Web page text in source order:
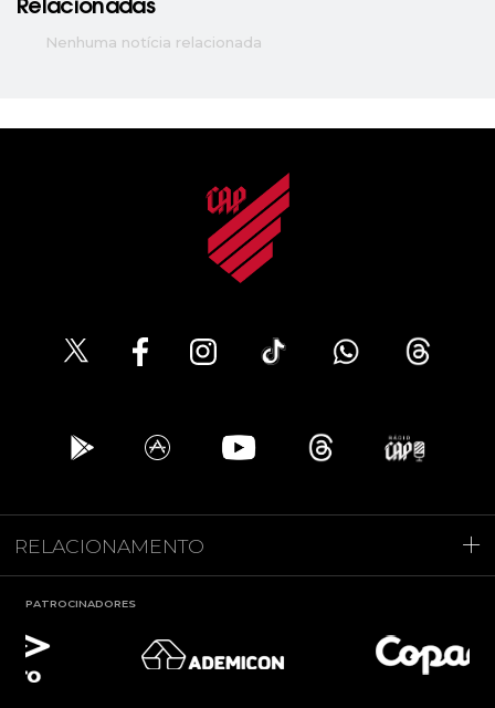
Relacionadas
Nenhuma notícia relacionada
RELACIONAMENTO
PATROCINADORES